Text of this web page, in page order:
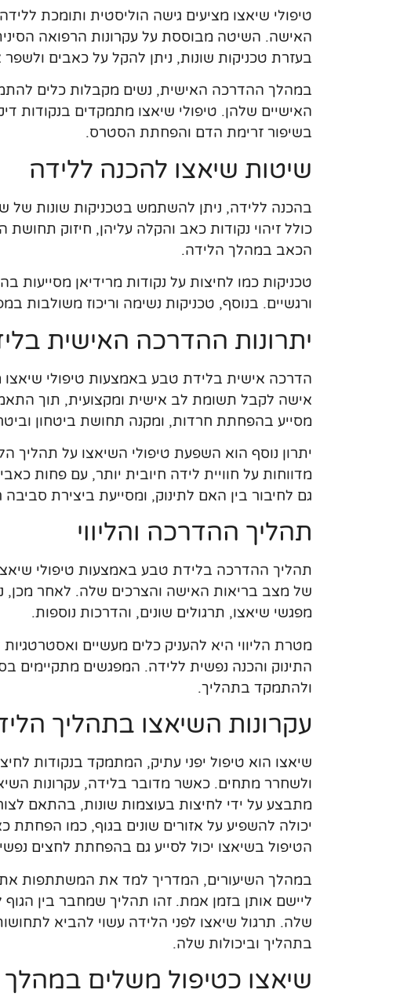
טיפולי שיאצו מציעים גישה הוליסטית ותומכת
האישה. השיטה מבוססת על עקרונות הרפואה
בעזרת טכניקות שונות, ניתן להקל על כאבים ולשפר
במהלך ההדרכה האישית, נשים מקבלות כלים
האישיים שלהן. טיפולי שיאצו מתמקדים בנקודות
בשיפור זרימת הדם והפחתת הסטרס.
שיטות שיאצו להכנה ללידה
בהכנה ללידה, ניתן להשתמש בטכניקות שונות של
כולל זיהוי נקודות כאב והקלה עליהן, חיזוק
הכאב במהלך הלידה.
טכניקות כמו לחיצות על נקודות מרידיאן מסייעות
ורגשיים. בנוסף, טכניקות נשימה וריכוז משולבות
יתרונות ההדרכה האישית
הדרכה אישית בלידת טבע באמצעות טיפולי
אישה לקבל תשומת לב אישית ומקצועית, תוך
מסייע בהפחתת חרדות, ומקנה תחושת ביטחון
יתרון נוסף הוא השפעת טיפולי השיאצו על תהליך
מדווחות על חוויית לידה חיובית יותר, עם פחות
גם לחיבור בין האם לתינוק, ומסייעת ביצירת סביבה
תהליך ההדרכה והליווי
תהליך ההדרכה בלידת טבע באמצעות טיפולי
של מצב בריאות האישה והצרכים שלה. לאחר מכן,
מפגשי שיאצו, תרגולים שונים, והדרכות נוספות.
מטרת הליווי היא להעניק כלים מעשיים
התינוק והכנה נפשית ללידה. המפגשים מתקיימים
ולהתמקד בתהליך.
עקרונות השיאצו בתהליך
שיאצו הוא טיפול יפני עתיק, המתמקד בנקודות
ולשחרר מתחים. כאשר מדובר בלידה, עקרונות
מתבצע על ידי לחיצות בעוצמות שונות, בהתאם
יכולה להשפיע על אזורים שונים בגוף, כמו
הטיפול בשיאצו יכול לסייע גם בהפחתת לחצים
במהלך השיעורים, המדריך למד את המשתתפות את
ליישם אותן בזמן אמת. זהו תהליך שמחבר בין
שלה. תרגול שיאצו לפני הלידה עשוי להביא
בתהליך וביכולות שלה.
שיאצו כטיפול משלים